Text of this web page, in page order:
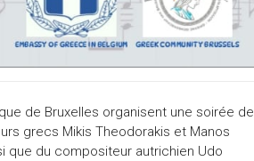
de Bruxelles organisent une soirée de
grecs Mikis Theodorakis et Manos
que du compositeur autrichien Udo